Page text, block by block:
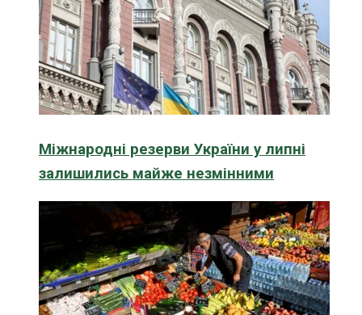
Міжнародні резерви України у липні
залишились майже незмінними